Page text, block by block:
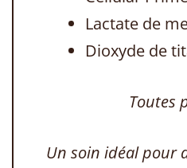
Lactate de
Dioxyde de
Toutes
Un soin idéal pour